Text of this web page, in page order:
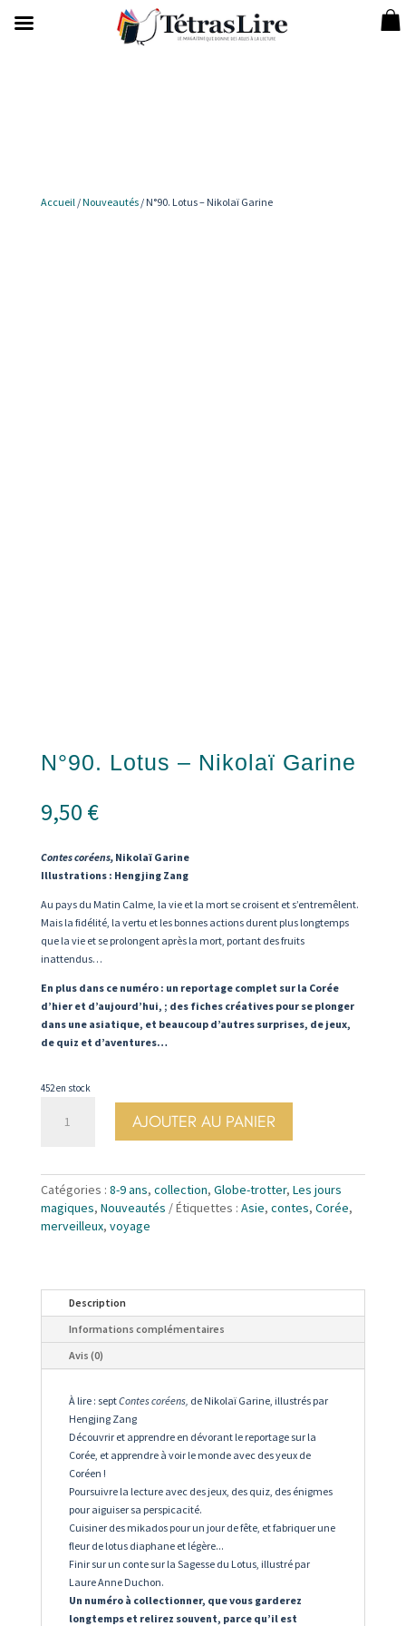
Accueil/Nouveautés/ N°90. Lotus – Nikolaï Garine
N°90. Lotus – Nikolaï Garine
9,50 €
Contes coréens, Nikolaï Garine
Illustrations : Hengjing Zang
Au pays du Matin Calme, la vie et la mort se croisent et s’entremêlent.
Mais la fidélité, la vertu et les bonnes actions durent plus longtemps
que la vie et se prolongent après la mort, portant des fruits
inattendus…
En plus dans ce numéro : un reportage complet sur la Corée
d’hier et d’aujourd’hui, ; des fiches créatives pour se plonger
dans une asiatique, et beaucoup d’autres surprises, de jeux,
de quiz et d’aventures…
452 en stock
-
Nikolaï
Garine
AJOUTER AU PANIER
Catégories : 8-9 ans, collection, Globe-trotter, Les jours
magiques, Nouveautés Étiquettes : Asie, contes, Corée,
merveilleux, voyage
Description
Informations complémentaires
Avis (0)
À lire : septContes coréens, de Nikolaï Garine, illustrés par
Hengjing Zang
Découvrir et apprendre en dévorant le reportage sur la
Corée, et apprendre à voir le monde avec des yeux de
Coréen !
Poursuivre la lecture avec des jeux, des quiz, des énigmes
pour aiguiser sa perspicacité.
Cuisiner des mikados pour un jour de fête, et fabriquer une
fleur de lotus diaphane et légère...
Finir sur un conte sur la Sagesse du Lotus, illustré par
Laure Anne Duchon.
Un numéro à collectionner, que vous garderez
longtemps et relirez souvent, parce qu’il est